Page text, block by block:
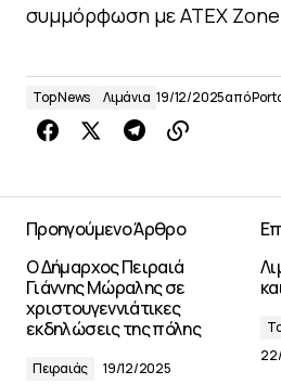
συμμόρφωση με ATEX
Top News Λιμάνια 19/12/2025από
Προηγούμενο Άρθρο
Ο Δήμαρχος Πειραιά
Γιάννης Μώραλης σε
χριστουγεννιάτικες
εκδηλώσεις της πόλης
Πειραιάς 19/12/2025